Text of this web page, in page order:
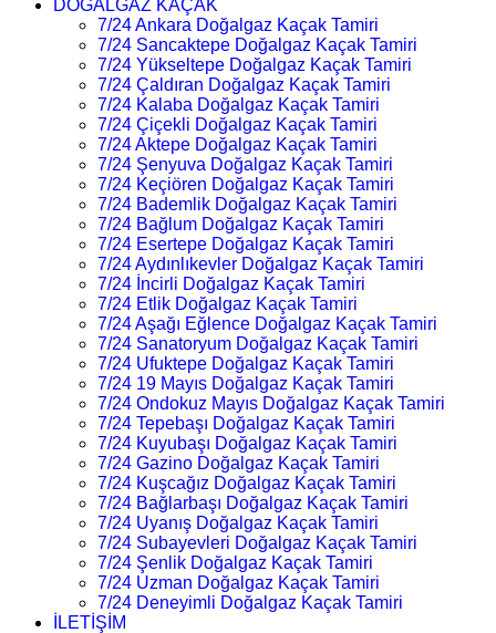
DOĞALGAZ KAÇAK
7/24 Ankara Doğalgaz Kaçak Tamiri
7/24 Sancaktepe Doğalgaz Kaçak Tamiri
7/24 Yükseltepe Doğalgaz Kaçak Tamiri
7/24 Çaldıran Doğalgaz Kaçak Tamiri
7/24 Kalaba Doğalgaz Kaçak Tamiri
7/24 Çiçekli Doğalgaz Kaçak Tamiri
7/24 Aktepe Doğalgaz Kaçak Tamiri
7/24 Şenyuva Doğalgaz Kaçak Tamiri
7/24 Keçiören Doğalgaz Kaçak Tamiri
7/24 Bademlik Doğalgaz Kaçak Tamiri
7/24 Bağlum Doğalgaz Kaçak Tamiri
7/24 Esertepe Doğalgaz Kaçak Tamiri
7/24 Aydınlıkevler Doğalgaz Kaçak Tamiri
7/24 İncirli Doğalgaz Kaçak Tamiri
7/24 Etlik Doğalgaz Kaçak Tamiri
7/24 Aşağı Eğlence Doğalgaz Kaçak Tamiri
7/24 Sanatoryum Doğalgaz Kaçak Tamiri
7/24 Ufuktepe Doğalgaz Kaçak Tamiri
7/24 19 Mayıs Doğalgaz Kaçak Tamiri
7/24 Ondokuz Mayıs Doğalgaz Kaçak Tamiri
7/24 Tepebaşı Doğalgaz Kaçak Tamiri
7/24 Kuyubaşı Doğalgaz Kaçak Tamiri
7/24 Gazino Doğalgaz Kaçak Tamiri
7/24 Kuşcağız Doğalgaz Kaçak Tamiri
7/24 Bağlarbaşı Doğalgaz Kaçak Tamiri
7/24 Uyanış Doğalgaz Kaçak Tamiri
7/24 Subayevleri Doğalgaz Kaçak Tamiri
7/24 Şenlik Doğalgaz Kaçak Tamiri
7/24 Uzman Doğalgaz Kaçak Tamiri
7/24 Deneyimli Doğalgaz Kaçak Tamiri
İLETİŞİM